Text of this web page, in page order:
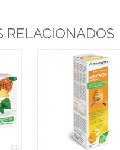
RELACIONADOS